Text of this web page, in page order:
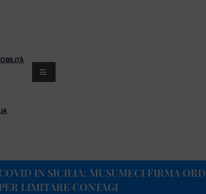
IN SICILIA: MUSUMECI FIRMA
LIMITARE CONTAGI